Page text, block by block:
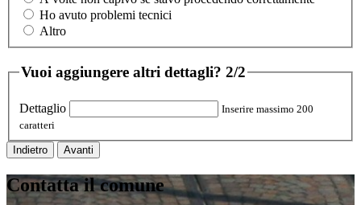
Ho avuto problemi tecnici
Altro
Vuoi aggiungere altri dettagli? 2/2
Dettaglio
Inserire massimo 200
caratteri
Indietro Avanti
Contatta il comune